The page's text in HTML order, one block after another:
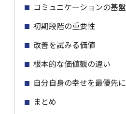
コミュニケーションの基盤
初期段階の重要性
改善を試みる価値
根本的な価値観の違い
自分自身の幸せを最優先に
まとめ